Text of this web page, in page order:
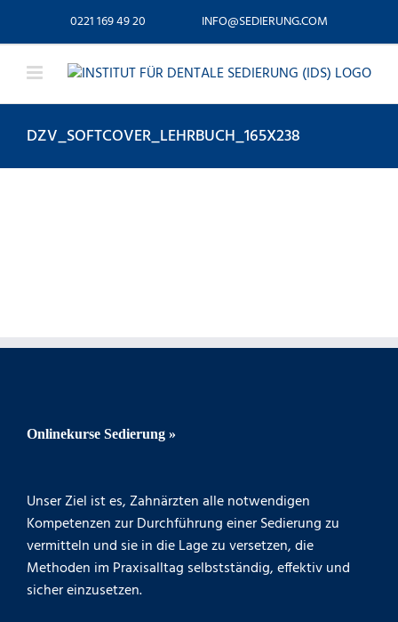
0221 169 49 20 INFO@SEDIERUNG.COM
DZV_SOFTCOVER_LEHRBUCH_165X238
Onlinekurse Sedierung »
Unser Ziel ist es, Zahnärzten alle notwendigen
Kompetenzen zur Durchführung einer Sedierung zu
vermitteln und sie in die Lage zu versetzen, die
Methoden im Praxisalltag selbstständig, effektiv und
sicher einzusetzen.